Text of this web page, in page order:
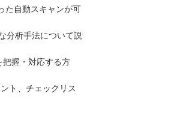
自動スキャンが可
分析手法について説
握・対応する方
ト、チェックリス